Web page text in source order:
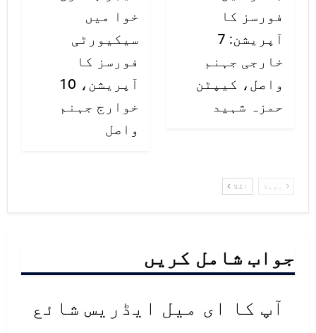
فورسز کا
آپریشن: 7
خارجی جہنم
واصل، کیپٹن
حمزہ شہید
خوا میں
سیکیورٹی
فورسز کا
آپریشن، 10
خوارج جہنم
واصل
پچھلا اگلا
جواب شامل کریں
آپ کا ای میل ایڈریس شائع